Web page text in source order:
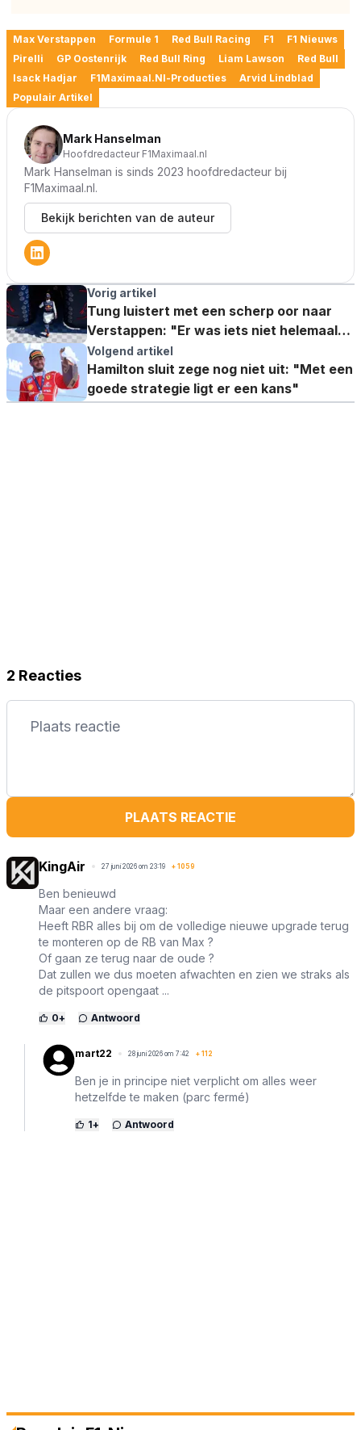
Max Verstappen Formule 1 Red Bull Racing F1
F1 Nieuws
Pirelli
GP Oostenrijk Red Bull Ring Liam Lawson
Red Bull
Isack Hadjar
F1Maximaal.nl-Producties
Arvid Lindblad
Populair Artikel
Mark Hanselman
Hoofdredacteur F1Maximaal.nl
Mark Hanselman is sinds 2023 hoofdredacteur bij
F1Maximaal.nl.
Bekijk berichten van de auteur
Vorig artikel
Tung luistert met een scherp oor naar
Verstappen: "Er was iets niet helemaal
pluis"
Volgend artikel
Hamilton sluit zege nog niet uit: "Met een
goede strategie ligt er een kans"
2 Reacties
PLAATS REACTIE
KingAir 27 juni 2026 om 23:19 + 1059
Ben benieuwd
Maar een andere vraag:
Heeft RBR alles bij om de volledige nieuwe upgrade terug
te monteren op de RB van Max ?
Of gaan ze terug naar de oude ?
Dat zullen we dus moeten afwachten en zien we straks als
de pitspoort opengaat ...
0+ Antwoord
mart22 28 juni 2026 om 7:42 + 112
Ben je in principe niet verplicht om alles weer
hetzelfde te maken (parc fermé)
1+ Antwoord